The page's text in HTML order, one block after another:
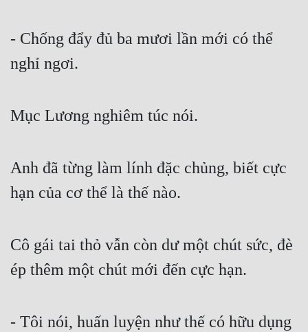
Sảng Văn
Tiên Hiệp
Trinh Thám
Triều Đấu
Trọng Sinh
- Chống đẩy đủ ba mươi lần mới có thể
nghỉ ngơi.
Mục Lương nghiêm túc nói.
Anh đã từng làm lính đặc chủng, biết cực
hạn của cơ thể là thế nào.
Cô gái tai thỏ vẫn còn dư một chút sức, đè
ép thêm một chút mới đến cực hạn.
- Tôi nói, huấn luyện như thế có hữu dụng